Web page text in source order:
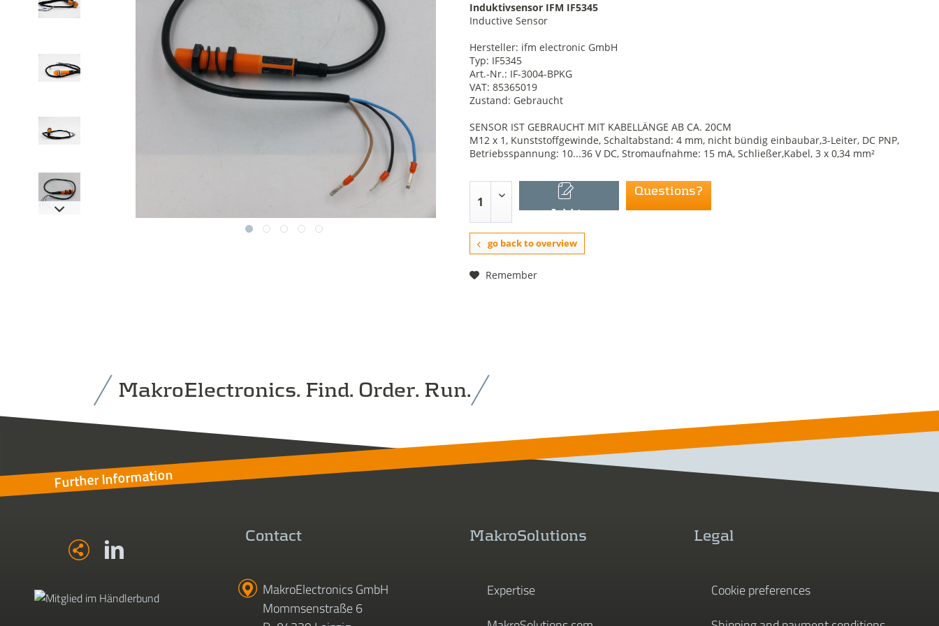
Induktivsensor IFM IF5345
Inductive Sensor
Hersteller: ifm electronic GmbH
Typ: IF5345
Art.-Nr.: IF-3004-BPKG
VAT: 85365019
Zustand: Gebraucht
SENSOR IST GEBRAUCHT MIT KABELLÄNGE AB CA. 20CM
M12 x 1, Kunststoffgewinde, Schaltabstand: 4 mm, nicht bündig einbaubar,3-Leiter, DC PNP,
Betriebsspannung: 10...36 V DC, Stromaufnahme: 15 mA, Schließer,Kabel, 3 x 0,34 mm²
Add to
shopping cart
Questions?
go back to overview
Remember
MakroElectronics. Find. Order. Run.
Further Information
Contact
MakroElectronics GmbH
Mommsenstraße 6
MakroSolutions
Expertise
Legal
Cookie preferences